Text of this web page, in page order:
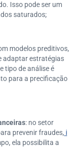
Isso pode ser um
saturados;
modelos preditivos,
adaptar estratégias
tipo de análise é
para a precificação
: no setor
prevenir fraudes, i
ela possibilita a